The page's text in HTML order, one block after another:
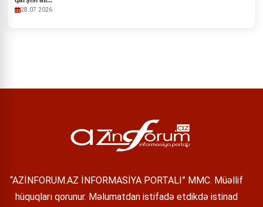
28.07.2026
“AZİNFORUM.AZ İNFORMASİYA PORTALI” MMC. Müəllif
hüquqları qorunur. Məlumatdan istifadə etdikdə istinad